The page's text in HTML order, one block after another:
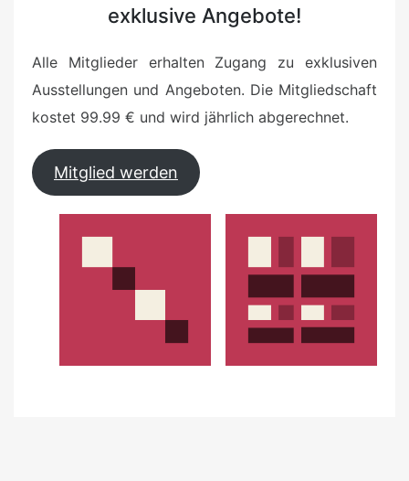
exklusive Angebote!
Alle Mitglieder erhalten Zugang zu exklusiven
Ausstellungen und Angeboten. Die Mitgliedschaft
kostet 99.99 € und wird jährlich abgerechnet.
Mitglied werden